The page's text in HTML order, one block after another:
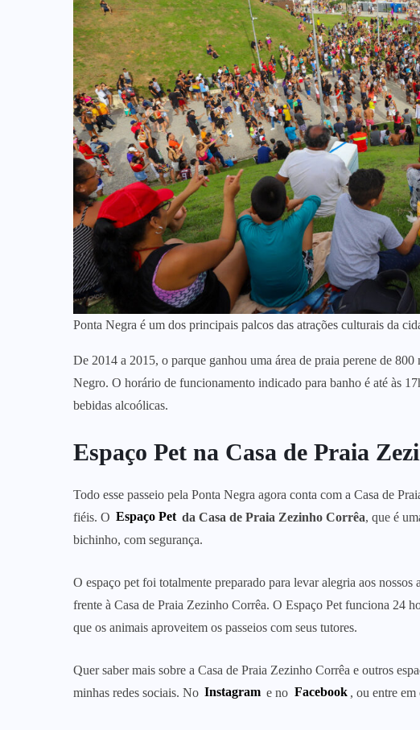
Ponta Negra é um dos principais palcos das atrações culturais da
De 2014 a 2015, o parque ganhou uma área de praia perene de
Negro. O horário de funcionamento indicado para banho é até às
bebidas alcoólicas.
Espaço Pet na Casa de Praia
Todo esse passeio pela Ponta Negra agora conta com a Casa de
fiéis. O Espaço Pet da Casa de Praia Zezinho Corrêa, que é
bichinho, com segurança.
O espaço pet foi totalmente preparado para levar alegria aos
frente à Casa de Praia Zezinho Corrêa. O Espaço Pet funciona 24
que os animais aproveitem os passeios com seus tutores.
Quer saber mais sobre a Casa de Praia Zezinho Corrêa e outros
minhas redes sociais. No Instagram e no Facebook , ou entre